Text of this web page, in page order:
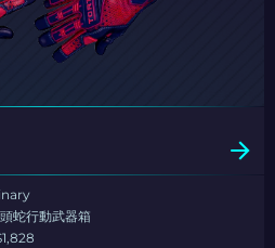
蛇行動武器箱